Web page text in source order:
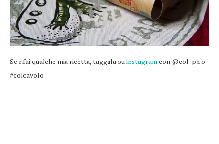
Se rifai qualche mia ricetta, taggala suinstagramcon @col_ph o
#colcavolo